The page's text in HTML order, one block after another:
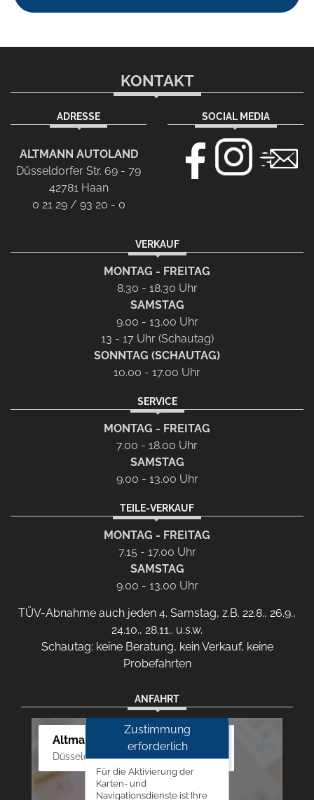
KONTAKT
ADRESSE
ALTMANN AUTOLAND
Düsseldorfer Str. 69 - 79
42781 Haan
0 21 29 / 93 20 - 0
SOCIAL MEDIA
VERKAUF
MONTAG - FREITAG
8.30 - 18.30 Uhr
SAMSTAG
9.00 - 13.00 Uhr
13 - 17 Uhr (Schautag)
SONNTAG (SCHAUTAG)
10.00 - 17.00 Uhr
SERVICE
MONTAG - FREITAG
7.00 - 18.00 Uhr
SAMSTAG
9.00 - 13.00 Uhr
TEILE-VERKAUF
MONTAG - FREITAG
7.15 - 17.00 Uhr
SAMSTAG
9.00 - 13.00 Uhr
TÜV-Abnahme auch jeden 4. Samstag, z.B. 22.8., 26.9.,
24.10., 28.11.. u.s.w.
Schautag: keine Beratung, kein Verkauf, keine
Probefahrten
ANFAHRT
Altmann Autoland
Düsseldorfer Str. 69 - 79, 42781 Haan
Zustimmung
erforderlich
Für die Aktivierung der
Karten- und
Navigationsdienste ist Ihre